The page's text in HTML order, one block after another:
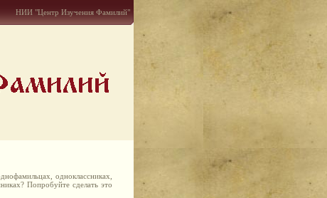
НИИ "Центр Изучения Фамилий"
одноклассниках,
Попробуйте сделать это